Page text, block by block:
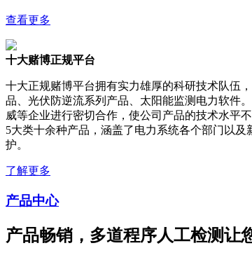
查看更多
十大赌博正规平台
十大正规赌博平台拥有实力雄厚的科研技术队伍
品、光伏防逆流系列产品、太阳能监测电力软件
威等企业进行密切合作，使公司产品的技术水平
5大类十余种产品，涵盖了电力系统各个部门以
护。
了解更多
产品中心
产品畅销，多道程序人工检测让